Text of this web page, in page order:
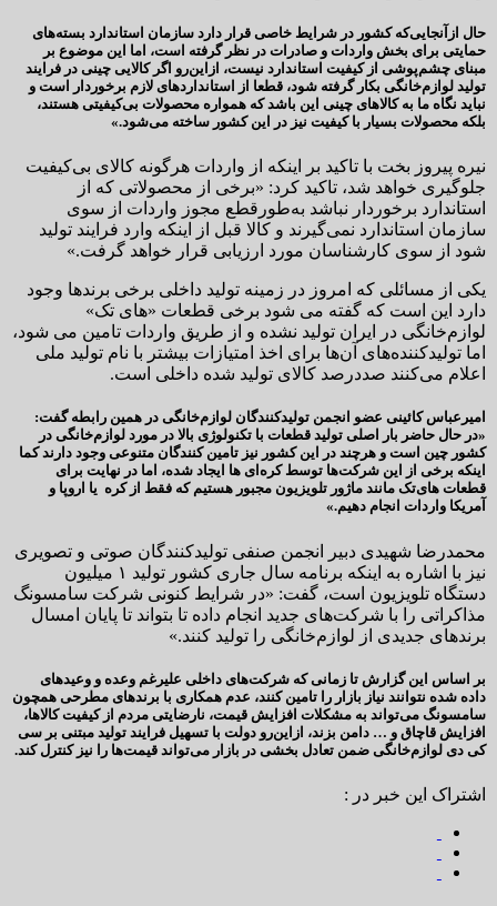
حال ازآنجایی‌که کشور در شرایط خاصی قرار دارد سازمان استاندارد بسته‌های
حمایتی برای بخش واردات و صادرات در نظر گرفته است، اما این موضوع بر
مبنای چشم‌پوشی از کیفیت استاندارد نیست، ازاین‌رو اگر کالایی چینی در فرایند
تولید لوازم‌خانگی بکار گرفته شود، قطعا از استانداردهای لازم برخوردار است و
نباید نگاه ما به کالاهای چینی این باشد که همواره محصولات بی‌کیفیتی هستند،
بلکه محصولات بسیار با کیفیت نیز در این کشور ساخته می‌شود.»
نیره پیروز بخت با تاکید بر اینکه از واردات هرگونه کالای بی‌کیفیت
جلوگیری خواهد شد، تاکید کرد: «برخی از محصولاتی که از
استاندارد برخوردار نباشد به‌طورقطع مجوز واردات از سوی
سازمان استاندارد نمی‌گیرند و کالا قبل از اینکه وارد فرایند تولید
شود از سوی کارشناسان مورد ارزیابی قرار خواهد گرفت.»
یکی از مسائلی که امروز در زمینه تولید داخلی برخی برندها وجود
دارد این است که گفته می شود برخی قطعات‌ «های تک»
لوازم‌خانگی در ایران تولید نشده و از طریق واردات تامین می شود،
اما تولیدکننده‌های آن‌ها برای اخذ امتیازات بیشتر با نام تولید ملی
اعلام می‌کنند صددرصد کالای تولید شده داخلی است.
امیرعباس کائینی عضو انجمن تولیدکنندگان لوازم‌خانگی در همین رابطه گفت:
«در حال حاضر بار اصلی تولید قطعات با تکنولوژی بالا در مورد لوازم‌خانگی در
کشور چین است و هرچند در این کشور نیز تامین کنندگان متنوعی وجود دارند کما
اینکه برخی از این شرکت‌ها توسط کره‌ای ها ایجاد شده، اما در نهایت برای
قطعات های‌تک مانند ماژور تلویزیون مجبور هستیم که فقط از کره یا اروپا و
آمریکا واردات انجام دهیم.»
محمدرضا شهیدی دبیر انجمن صنفی تولیدکنندگان صوتی و تصویری
نیز با اشاره به اینکه برنامه سال جاری کشور تولید ۱ میلیون
دستگاه تلویزیون است، گفت: «در شرایط کنونی شرکت سامسونگ
مذاکراتی را با شرکت‌های جدید انجام داده‌ تا بتواند تا پایان امسال
برندهای جدیدی از لوازم‌خانگی را تولید کنند.»
بر اساس این گزارش تا زمانی که شرکت‌های داخلی علیرغم وعده و وعیدهای
داده شده نتوانند نیاز بازار را تامین کنند، عدم همکاری با برندهای مطرحی همچون
سامسونگ می‌تواند به مشکلات افزایش قیمت، نارضایتی مردم از کیفیت کالاها،
افزایش قاچاق و … دامن بزند، ازاین‌رو دولت با تسهیل فرایند تولید مبتنی بر سی
کی دی لوازم‌خانگی ضمن تعادل بخشی در بازار می‌تواند قیمت‌ها را نیز کنترل کند.
اشتراک این خبر در :